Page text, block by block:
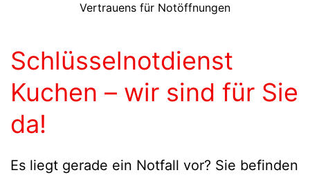
Vertrauens für Notöffnungen
Schlüsselnotdienst
Kuchen – wir sind für Sie
da!
Es liegt gerade ein Notfall vor? Sie befinden